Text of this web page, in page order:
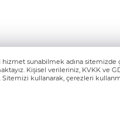
hizmet sunabilmek adına sitemizde
Kişisel verileriniz, KVKK ve
Sitemizi kullanarak, çerezleri